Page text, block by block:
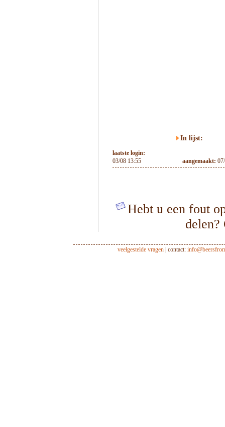
In lijst:
laatste login:
03/08 13:55
aangemaakt:
Hebt u een fout
veelgestelde vragen| contact: